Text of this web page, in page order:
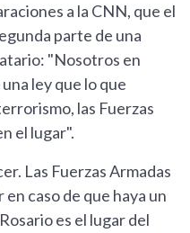
a la CNN, que el
parte de una
"Nosotros en
ley que lo que
las Fuerzas
el lugar".
Las Fuerzas Armadas
caso de que haya un
es el lugar del